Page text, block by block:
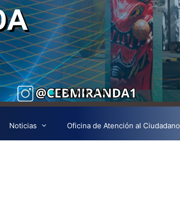
Noticias Oficina de Atención al Ciudadano